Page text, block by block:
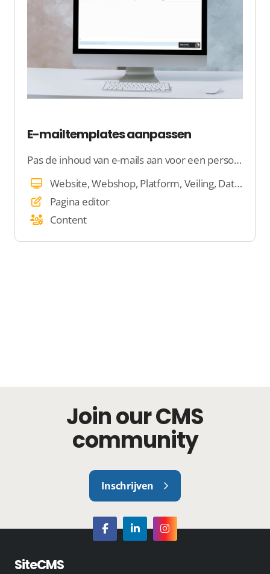
E-mailtemplates aanpassen
Pas de inhoud van e-mails aan voor een persoonlijkere sevice!
Website, Webshop, Platform, Veiling, Dating, E-mail, Beheer
Pagina editor
Content
Join our CMS
community
Inschrijven
SiteCMS